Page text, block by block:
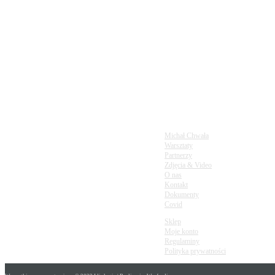
Michał Chwała
Warsztaty
Partnerzy
Zdjęcia & Video
O nas
Kontakt
Dokumenty
Covid
Sklep
Moje konto
Regulaminy
Polityka prywatności